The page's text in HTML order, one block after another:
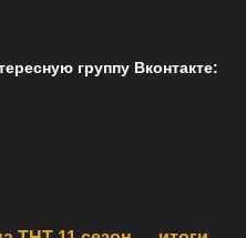
группу Вконтакте: